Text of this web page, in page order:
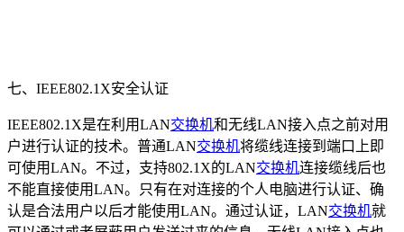
七、IEEE802.1X安全认证
IEEE802.1X是在利用LAN交换机和无线LAN接入点之前对用
户进行认证的技术。普通LAN交换机将缆线连接到端口上即
可使用LAN。不过，支持802.1X的LAN交换机连接缆线后也
不能直接使用LAN。只有在对连接的个人电脑进行认证、确
认是合法用户以后才能使用LAN。通过认证，LAN交换机就